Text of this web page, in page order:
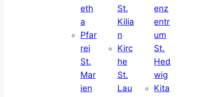
eth
a
Pfar
rei
St.
Mar
ien
St.
Kilia
n
Kirc
he
St.
Lau
enz
entr
um
St.
Hed
wig
Kita